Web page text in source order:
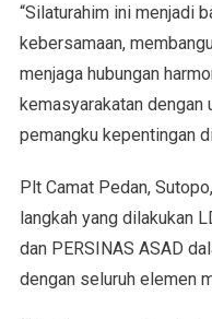
“Silaturahim ini menjadi
kebersamaan,
menjaga hubungan
kemasyarakatan dengan
pemangku kepentingan
Plt Camat Pedan,
langkah yang dilakukan
dan PERSINAS ASAD
dengan seluruh elemen